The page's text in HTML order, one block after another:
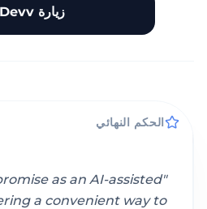
زيارة Devv
الحكم النهائي
"
as an AI-assisted
a convenient way to